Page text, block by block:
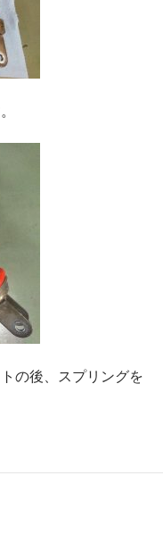
の後、スプリングを